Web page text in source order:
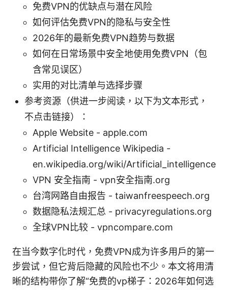
免费VPN的优缺点与潜在风险
如何评估免费VPN的隐私与安全性
2026年的最新免费VPN趋势与数据
如何在日常场景中安全地使用免费VPN（包
含常见误区）
实用的对比清单与选择步骤
参考资源（供进一步阅读，以下为文本形式，
不点击链接）：
Apple Website - apple.com
Artificial Intelligence Wikipedia -
en.wikipedia.org/wiki/Artificial_intelligence
VPN 安全指南 - vpn安全指南.org
台湾网路自由报告 - taiwanfreespeech.org
数据隐私法规汇总 - privacyregulations.org
全球VPN比较 - vpncompare.com
在当今数字化时代，免费VPN成为许多用户的第一
步尝试，但它背后隐藏的风险也不少。本文将用清
晰的结构带你了解“免费的vp梯子：2026年如何选